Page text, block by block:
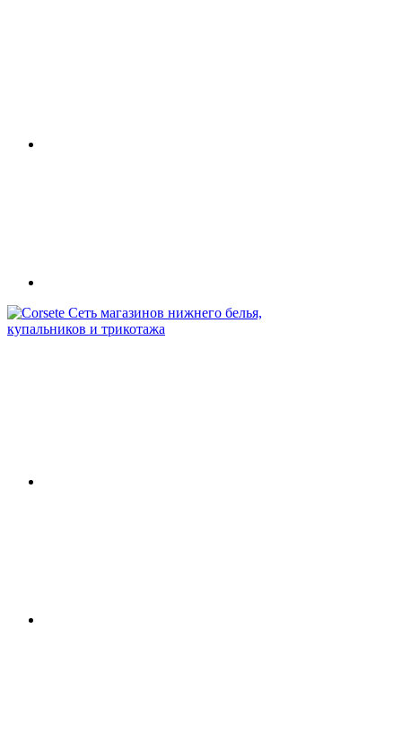
Сеть магазинов нижнего белья,
купальников и трикотажа